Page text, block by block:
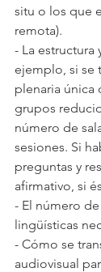
situ o los que
remota).
- La
ejemplo, si se
plenaria única
grupos
número de
sesiones. Si
preguntas y
afirmativo, si
- El número
lingüísticas
- Cómo se
audiovisual